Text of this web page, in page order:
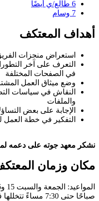
6 طالع/ي أيضًا
7 وسام
أهداف المعتكف
استعراض منجزات الفريق
التعرف على آخر
في الصفحات المختلفة
وضع ميثاق العمل
النقاش في سياسات
والملفات
الإجابة على بعض
التفكير في خطة العمل
نشكر معهد جوته على دعمه
مكان وزمان
صباحًا حتى 7:30 مساءً تتخللها فترات راحة